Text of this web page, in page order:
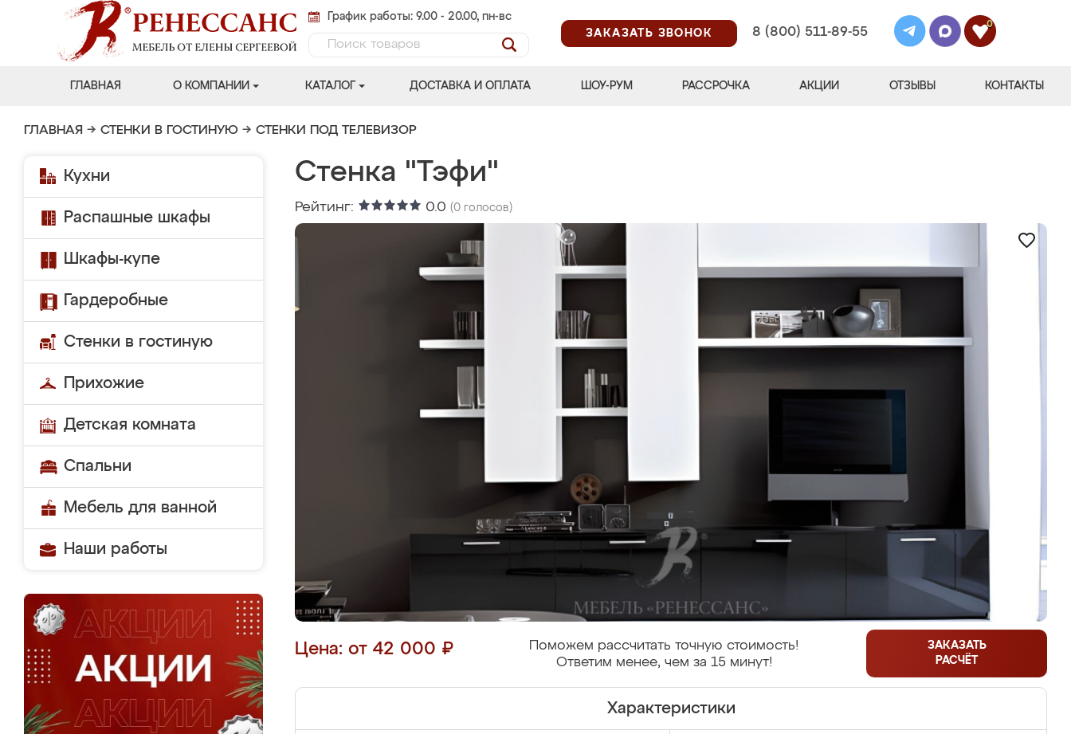
График работы: 9.00 - 20.00, пн-вс
ЗАКАЗАТЬ ЗВОНОК
8 (800) 511-89-55
0
ГЛАВНАЯ О КОМПАНИИ КАТАЛОГ ДОСТАВКА И ОПЛАТА ШОУ-РУМ РАССРОЧКА АКЦИИ ОТЗЫВЫ КОНТАКТЫ
ГЛАВНАЯ → СТЕНКИ В ГОСТИНУЮ → СТЕНКИ ПОД ТЕЛЕВИЗОР
Кухни
Распашные шкафы
Шкафы-купе
Гардеробные
Стенки в гостиную
Прихожие
Детская комната
Спальни
Мебель для ванной
Наши работы
Стенка "Тэфи"
Рейтинг: 0.0 (0 голосов)
Цена: от 42 000 ₽
Поможем рассчитать точную стоимость!
Ответим менее, чем за 15 минут!
ЗАКАЗАТЬ
РАСЧЁТ
Характеристики